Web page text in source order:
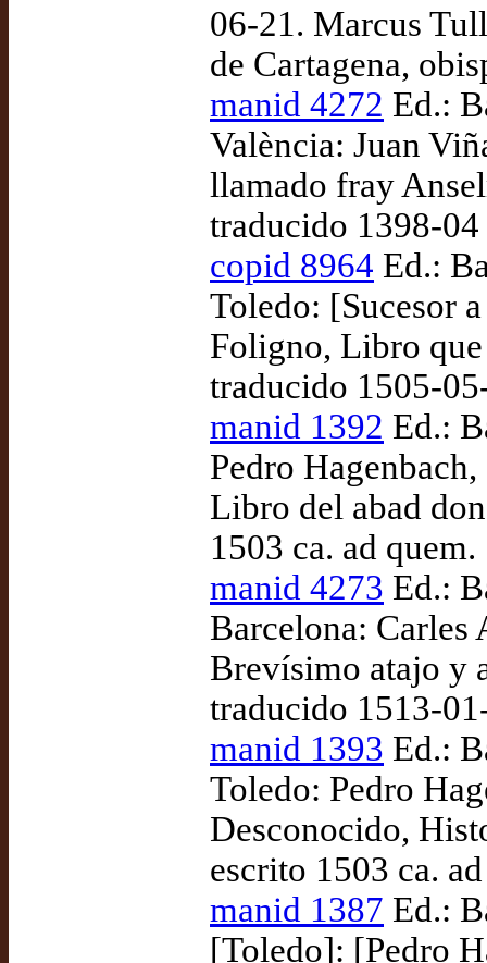
06-21. Marcus
de Cartagena,
manid 4272 Ed.:
València: Juan
llamado fray
traducido 1398-04
copid 8964 Ed.:
Toledo: [Sucesor
Foligno, Libro
traducido 1505-
manid 1392 Ed.:
Pedro
Libro del abad
1503 ca. ad quem.
manid 4273 Ed.:
Barcelona: Carles
Brevísimo atajo y
traducido 1513-
manid 1393 Ed.:
Toledo: Pedro
Desconocido,
escrito 1503 ca.
manid 1387 Ed.:
[Toledo]: [Pedro